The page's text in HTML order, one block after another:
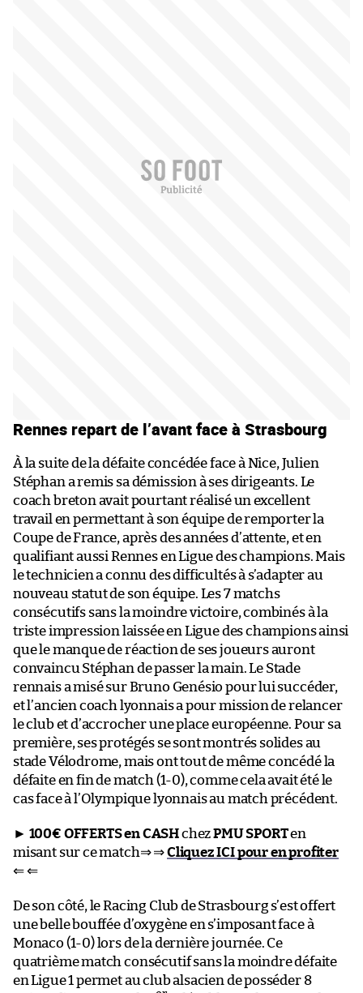
Rennes repart de l’avant face à Strasbourg
À la suite de la défaite concédée face à Nice, Julien
Stéphan a remis sa démission à ses dirigeants. Le
coach breton avait pourtant réalisé un excellent
travail en permettant à son équipe de remporter la
Coupe de France, après des années d’attente, et en
qualifiant aussi Rennes en Ligue des champions. Mais
le technicien a connu des difficultés à s’adapter au
nouveau statut de son équipe. Les 7 matchs
consécutifs sans la moindre victoire, combinés à la
triste impression laissée en Ligue des champions ainsi
que le manque de réaction de ses joueurs auront
convaincu Stéphan de passer la main. Le Stade
rennais a misé sur Bruno Genésio pour lui succéder,
et l’ancien coach lyonnais a pour mission de relancer
le club et d’accrocher une place européenne. Pour sa
première, ses protégés se sont montrés solides au
stade Vélodrome, mais ont tout de même concédé la
défaite en fin de match (1-0), comme cela avait été le
cas face à l’Olympique lyonnais au match précédent.
► 100€ OFFERTS en CASHchezPMU SPORTen
misant sur ce match⇒ ⇒Cliquez ICI pour en profiter
⇐ ⇐
De son côté, le Racing Club de Strasbourg s’est offert
une belle bouffée d’oxygène en s’imposant face à
Monaco (1-0) lors de la dernière journée. Ce
quatrième match consécutif sans la moindre défaite
en Ligue 1 permet au club alsacien de posséder 8